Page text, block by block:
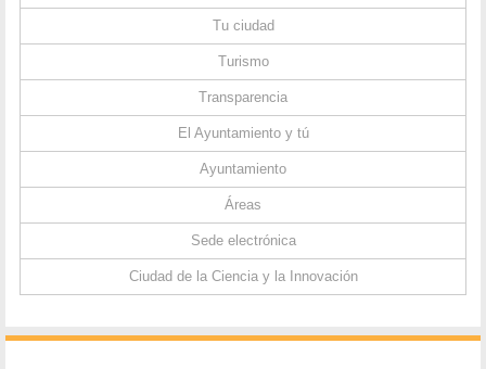
Tu ciudad
Turismo
Transparencia
El Ayuntamiento y tú
Ayuntamiento
Áreas
Sede electrónica
Ciudad de la Ciencia y la Innovación